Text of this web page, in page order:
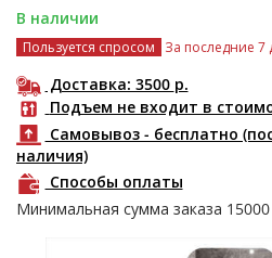
В наличии
Пользуется спросом За последние 7
Доставка: 3500 р.
Подъем не входит в
Самовывоз - бесплатно
наличия)
Способы оплаты
Минимальная сумма заказа 15000